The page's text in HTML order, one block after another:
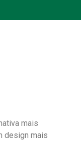
mais
design mais